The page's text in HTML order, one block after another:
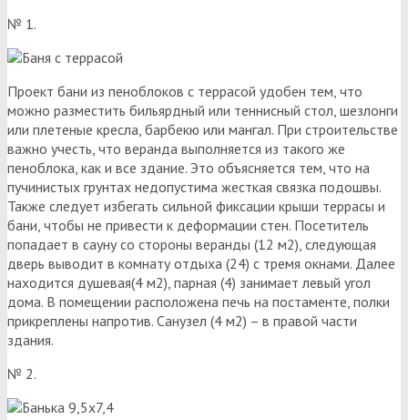
№ 1.
Проект бани из пеноблоков с террасой удобен тем, что
можно разместить бильярдный или теннисный стол, шезлонги
или плетеные кресла, барбекю или мангал. При строительстве
важно учесть, что веранда выполняется из такого же
пеноблока, как и все здание. Это объясняется тем, что на
пучинистых грунтах недопустима жесткая связка подошвы.
Также следует избегать сильной фиксации крыши террасы и
бани, чтобы не привести к деформации стен. Посетитель
попадает в сауну со стороны веранды (12 м2), следующая
дверь выводит в комнату отдыха (24) с тремя окнами. Далее
находится душевая(4 м2), парная (4) занимает левый угол
дома. В помещении расположена печь на постаменте, полки
прикреплены напротив. Санузел (4 м2) – в правой части
здания.
№ 2.